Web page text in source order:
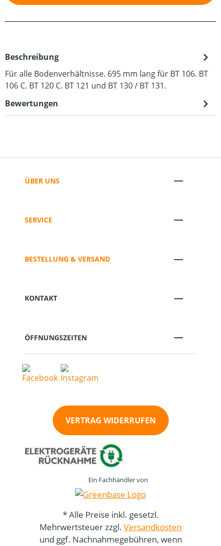
Beschreibung
Für alle Bodenverhältnisse. 695 mm lang für BT 106. BT
106 C. BT 120 C. BT 121 und BT 130 / BT 131.
Bewertungen
ÜBER UNS
SERVICE
BESTELLUNG & VERSAND
KONTAKT
ÖFFNUNGSZEITEN
VERTRAG WIDERRUFEN
Ein Fachhändler von
* Alle Preise inkl. gesetzl.
Mehrwertsteuer zzgl. Versandkosten
und ggf. Nachnahmegebühren, wenn